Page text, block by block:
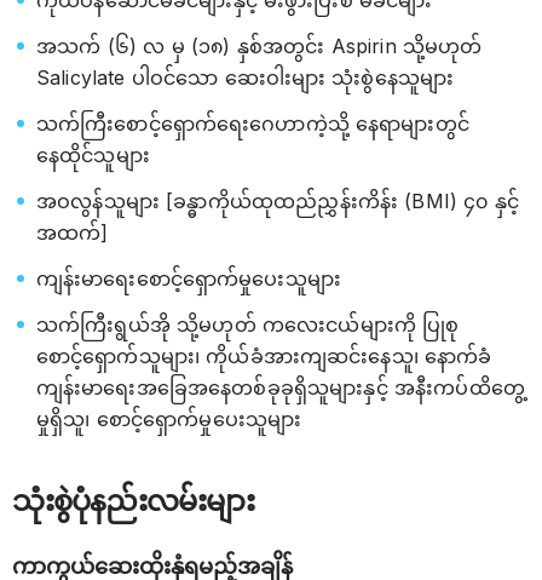
အသက် (၆) လ မှ (၁၈) နှစ်အတွင်း Aspirin သို့မဟုတ်
Salicylate ပါဝင်သော ဆေးဝါးများ သုံးစွဲနေသူများ
သက်ကြီးစောင့်‌ရှောက်ရေးဂေဟာကဲ့သို့ နေရာများတွင်
နေထိုင်သူများ
အဝလွန်သူများ [ခန္ဓာကိုယ်ထုထည်ညွှန်းကိန်း (BMI) ၄၀ နှင့်
အထက်]
ကျန်းမာရေးစောင့်ရှောက်မှုပေးသူများ
သက်ကြီးရွယ်အို သို့မဟုတ် ကလေးငယ်များကို ပြုစု
စောင့်‌‌ရှောက်သူများ၊ ကိုယ်ခံအားကျဆင်းနေသူ၊ နောက်ခံ
ကျန်းမာရေးအခြေအနေတစ်ခုခုရှိသူများနှင့် အနီးကပ်ထိတွေ့
မှုရှိသူ၊ စောင့်ရှောက်မှုပေးသူများ
သုံးစွဲပုံနည်းလမ်းများ
ကာကွယ်ဆေးထိုးနှံရမည့်အချိန်